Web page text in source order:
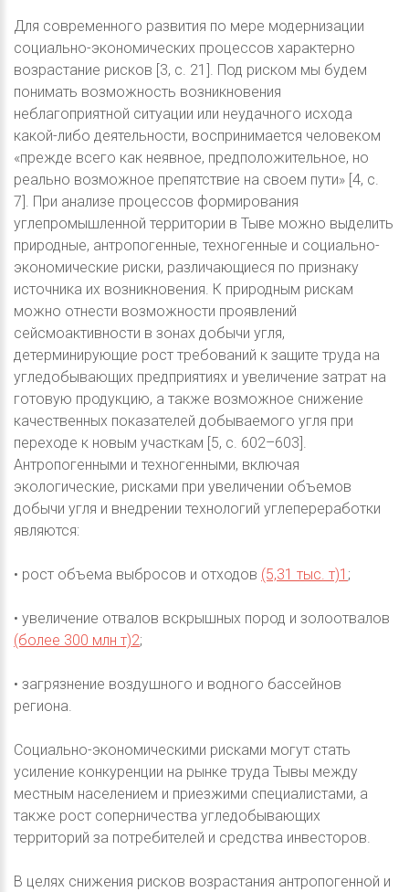
Для современного развития по мере модернизации
социально-экономических процессов характерно
возрастание рисков [3, c. 21]. Под риском мы будем
понимать возможность возникновения
неблагоприятной ситуации или неудачного исхода
какой-либо деятельности, воспринимается человеком
«прежде всего как неявное, предположительное, но
реально возможное препятствие на своем пути» [4, c.
7]. При анализе процессов формирования
углепромышленной территории в Тыве можно выделить
природные, антропогенные, техногенные и социально-
экономические риски, различающиеся по признаку
источника их возникновения. К природным рискам
можно отнести возможности проявлений
сейсмоактивности в зонах добычи угля,
детерминирующие рост требований к защите труда на
угледобывающих предприятиях и увеличение затрат на
готовую продукцию, а также возможное снижение
качественных показателей добываемого угля при
переходе к новым участкам [5, c. 602–603].
Антропогенными и техногенными, включая
экологические, рисками при увеличении объемов
добычи угля и внедрении технологий углепереработки
являются:
• рост объема выбросов и отходов (5,31 тыс. т)1 ;
• увеличение отвалов вскрышных пород и золоотвалов
(более 300 млн т)2;
• загрязнение воздушного и водного бассейнов
региона.
Социально-экономическими рисками могут стать
усиление конкуренции на рынке труда Тывы между
местным населением и приезжими специалистами, а
также рост соперничества угледобывающих
территорий за потребителей и средства инвесторов.
В целях снижения рисков возрастания антропогенной и